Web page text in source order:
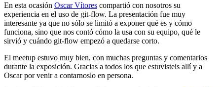
En esta ocasión Oscar Vítores compartió con nosotros su
experiencia en el uso de git-flow. La presentación fue muy
interesante ya que no sólo se limitó a exponer qué es y cómo
funciona, sino que nos contó cómo la usa con su equipo, qué le
sirvió y cuándo git-flow empezó a quedarse corto.
El meetup estuvo muy bien, con muchas preguntas y comentarios
durante la exposición. Gracias a todos los que estuvisteis allí y a
Oscar por venir a contarnoslo en persona.